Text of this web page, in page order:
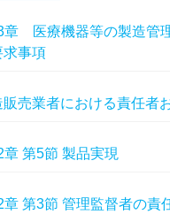
章 医療機器等の製造管
求事項
販売業者における責任者
第5節 製品実現
章 第3節 管理監督者の責